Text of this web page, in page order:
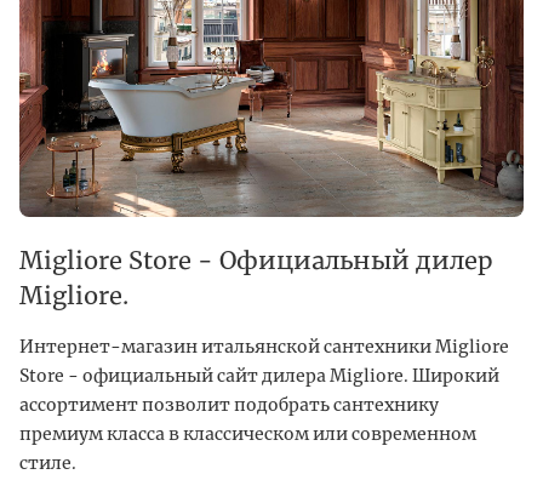
Migliore Store - Официальный дилер
Migliore.
Интернет-магазин итальянской сантехники Migliore
Store - официальный сайт дилера Migliore. Широкий
ассортимент позволит подобрать сантехнику
премиум класса в классическом или современном
стиле.